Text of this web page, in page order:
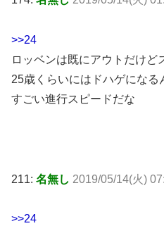
>>24
ロッベンは既にアウトだけ
25歳くらいにはドハゲになる
すごい進行スピードだな
211: 名無し 2019/05/14(火)
>>24